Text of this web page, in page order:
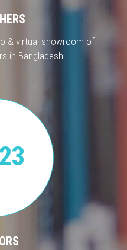
& virtual showroom of
in Bangladesh.